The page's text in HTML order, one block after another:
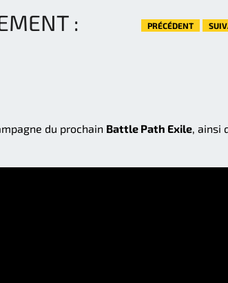
:
PRÉCÉDENT
du prochain Battle Path Exile, ainsi